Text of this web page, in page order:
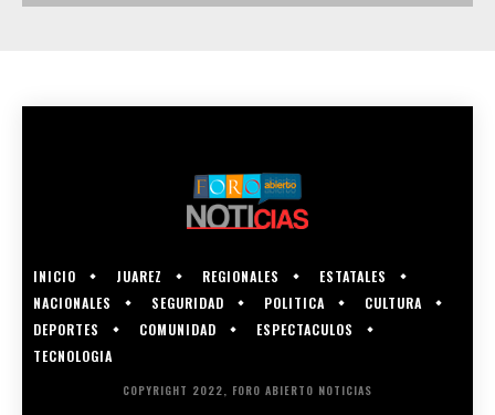
INICIO JUAREZ REGIONALES
ESTATALES
NACIONALES
SEGURIDAD POLITICA
CULTURA
DEPORTES
COMUNIDAD
ESPECTACULOS
TECNOLOGIA
COPYRIGHT 2022, FORO ABIERTO NOTICIAS